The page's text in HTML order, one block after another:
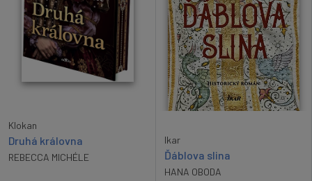
Klokan
Druhá královna
REBECCA MICHÉLE
Ikar
Ďáblova slina
HANA OBODA